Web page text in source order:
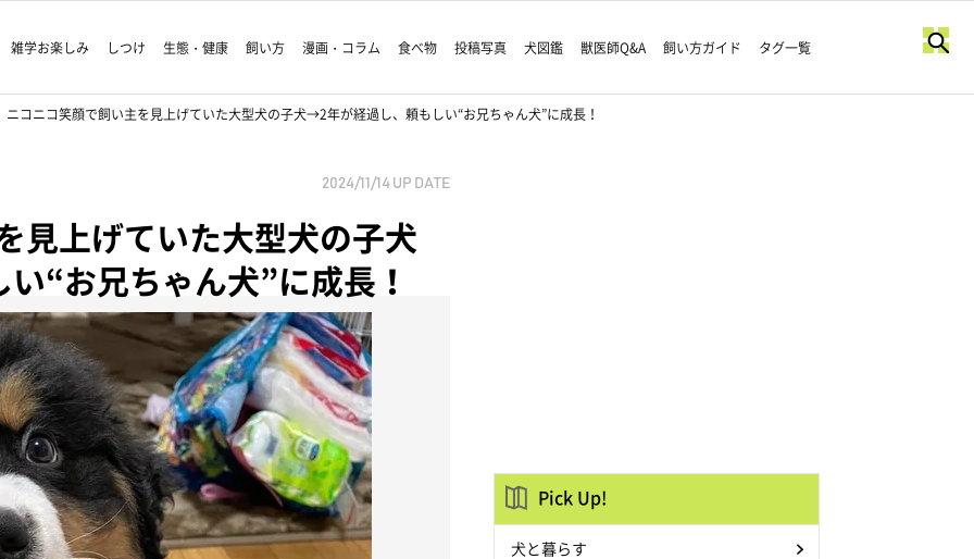
雑学お楽しみ しつけ 生態・健康 飼い方 漫画・コラム 食べ物 投稿写真 犬図鑑 獣医師Q&A 飼い方ガイド タグ一覧
ニコニコ笑顔で飼い主を見上げていた大型犬の子犬→2年が経過し、頼もしい“お兄ちゃん犬”に成長！
2024/11/14 UP DATE
見上げていた大型犬の子犬
“お兄ちゃん犬”に成長！
Pick Up!
犬と暮らす